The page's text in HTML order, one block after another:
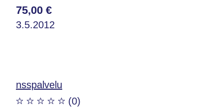
75,00 €
3.5.2012
nsspalvelu
(0)